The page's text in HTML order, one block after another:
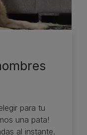
para tu
una pata!
al instante.